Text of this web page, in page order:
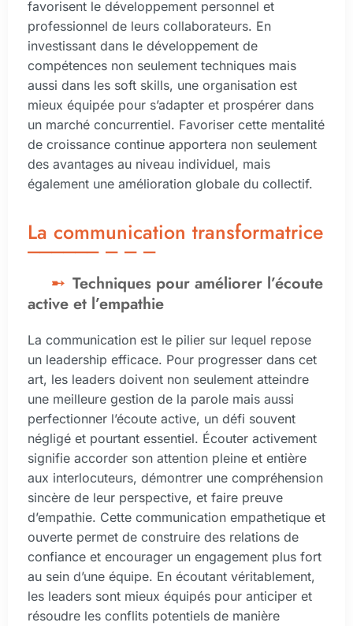
favorisent le développement personnel et
professionnel de leurs collaborateurs. En
investissant dans le développement de
compétences non seulement techniques mais
aussi dans les soft skills, une organisation est
mieux équipée pour s’adapter et prospérer dans
un marché concurrentiel. Favoriser cette mentalité
de croissance continue apportera non seulement
des avantages au niveau individuel, mais
également une amélioration globale du collectif.
La communication transformatrice
Techniques pour améliorer l’écoute
active et l’empathie
La communication est le pilier sur lequel repose
un leadership efficace. Pour progresser dans cet
art, les leaders doivent non seulement atteindre
une meilleure gestion de la parole mais aussi
perfectionner l’écoute active, un défi souvent
négligé et pourtant essentiel. Écouter activement
signifie accorder son attention pleine et entière
aux interlocuteurs, démontrer une compréhension
sincère de leur perspective, et faire preuve
d’empathie. Cette communication empathetique et
ouverte permet de construire des relations de
confiance et encourager un engagement plus fort
au sein d’une équipe. En écoutant véritablement,
les leaders sont mieux équipés pour anticiper et
résoudre les conflits potentiels de manière